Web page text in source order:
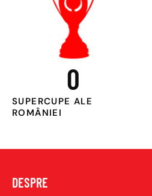
SUPERCUPE ALE
ROMÂNIEI
0
DESPRE